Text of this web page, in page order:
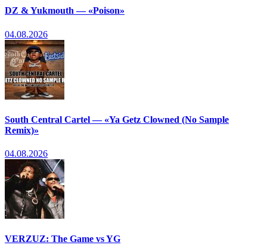
DZ & Yukmouth — «Poison»
04.08.2026
South Central Cartel — «Ya Getz Clowned (No Sample
Remix)»
04.08.2026
VERZUZ: The Game vs YG